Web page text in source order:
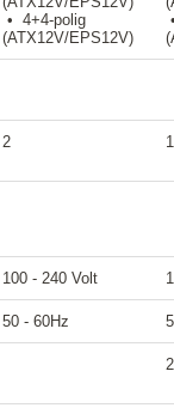
• 4+4-polig
(ATX12V/EPS12V)
2 1
100 - 240 Volt
50 - 60Hz